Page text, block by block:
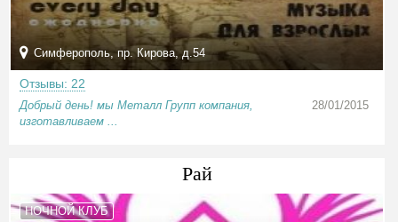
Симферополь, пр. Кирова, д.54
Отзывы: 22
Добрый день! мы Металл Групп компания,
изготавливаем ...
28/01/2015
Рай
НОЧНОЙ КЛУБ